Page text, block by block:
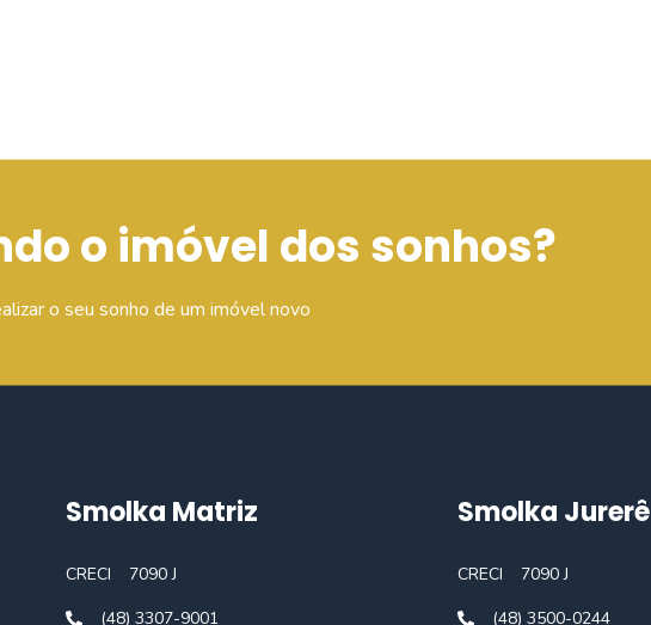
o imóvel dos sonhos?
o seu sonho de um imóvel novo
Smolka Matriz
CRECI
7090 J
(48) 3307-9001
Smolka Jurerê
CRECI
7090 J
(48) 3500-0244